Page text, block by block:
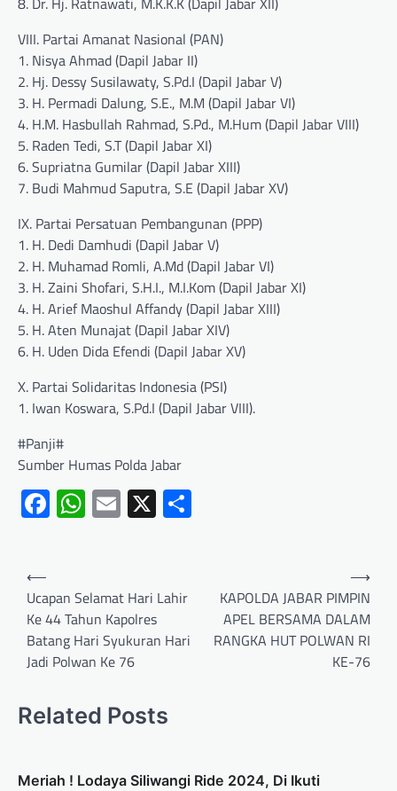
VIII. Partai Amanat Nasional (PAN)
1. Nisya Ahmad (Dapil Jabar II)
2. Hj. Dessy Susilawaty, S.Pd.I (Dapil Jabar V)
3. H. Permadi Dalung, S.E., M.M (Dapil Jabar VI)
4. H.M. Hasbullah Rahmad, S.Pd., M.Hum (Dapil Jabar VIII)
5. Raden Tedi, S.T (Dapil Jabar XI)
6. Supriatna Gumilar (Dapil Jabar XIII)
7. Budi Mahmud Saputra, S.E (Dapil Jabar XV)
IX. Partai Persatuan Pembangunan (PPP)
1. H. Dedi Damhudi (Dapil Jabar V)
2. H. Muhamad Romli, A.Md (Dapil Jabar VI)
3. H. Zaini Shofari, S.H.I., M.I.Kom (Dapil Jabar XI)
4. H. Arief Maoshul Affandy (Dapil Jabar XIII)
5. H. Aten Munajat (Dapil Jabar XIV)
6. H. Uden Dida Efendi (Dapil Jabar XV)
X. Partai Solidaritas Indonesia (PSI)
1. Iwan Koswara, S.Pd.I (Dapil Jabar VIII).
#Panji#
Sumber Humas Polda Jabar
Facebook
WhatsApp
Email
X
⟵
Ucapan Selamat Hari Lahir
Ke 44 Tahun Kapolres
Batang Hari Syukuran Hari
Jadi Polwan Ke 76
KAPOLDA JABAR PIMPIN
APEL BERSAMA DALAM
RANGKA HUT POLWAN RI
KE-76
⟶
Related Posts
Meriah ! Lodaya Siliwangi Ride 2024, Di Ikuti